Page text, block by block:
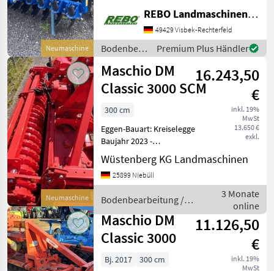
Neumaschine
Kurzscheibenegge,
spiralgefederte
Scheibenaufhängung,
Doppel-STS-Walze,
Beleuchtung mit
Warntafeln Hydr
REBO Landmaschinen GmbH, Zentrale
49429 Visbek-Rechterfeld
Bodenbearbeitung
/
Köckerling
Premium Plus Händler
Neumaschine
Maschio DM
Classic 3000 SCM
16.243,50
€
inkl. 19%
MwSt
13.650 €
exkl.
300 cm
Eggen-Bauart: Kreiselegge
Baujahr 2023 -
Neumaschine Arbeitsbreite
3, 00 m für Schlepper bis
180 PS Ölbad-
540/750/1000 UpM
Zapfwellendurchtrieb Un
Wüstenberg KG Landmaschinen
25899 Niebüll
Bodenbearbeitung /
Maschio
3 Monate
online
Maschio DM
Classic 3000
11.126,50
€
inkl. 19%
MwSt
Bj. 2017
300 cm